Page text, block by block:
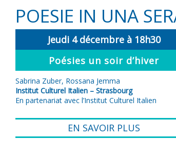
POESIE IN UNA
Jeudi 4 décembre à 18h30
Poésies un soir d’hiver
Sabrina Zuber, Rossana Jemma
Institut Culturel Italien – Strasbourg
En partenariat avec l’Institut Culturel Italien
EN SAVOIR PLUS